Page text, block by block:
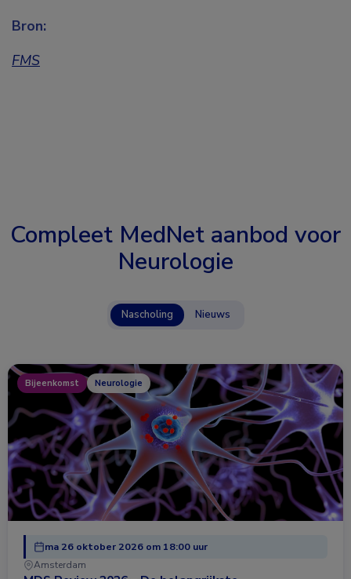
Bron:
FMS
Compleet MedNet aanbod voor
Neurologie
Nascholing Nieuws
Bijeenkomst Neurologie
ma 26 oktober 2026 om 18:00 uur
Amsterdam